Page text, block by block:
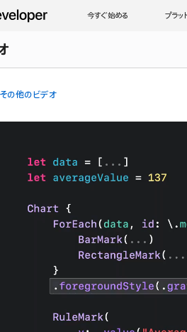
今すぐ始める プラッ
その他のビデオ